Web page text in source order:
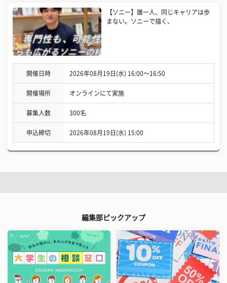
【ソニー】誰一人、同じキャリアは歩
まない。ソニーで描く、
開催日時 2026年08月19日(水) 16:00〜16:50
開催場所 オンラインにて実施
募集人数 300名
申込締切 2026年08月19日(水) 15:00
編集部ピックアップ